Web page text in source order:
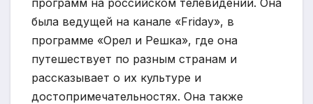
была ведущей на канале «Friday», в
программе «Орел и Решка», где она
путешествует по разным странам и
рассказывает о их культуре и
достопримечательностях. Она также